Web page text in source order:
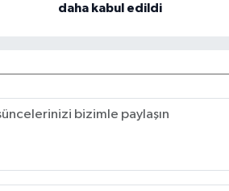
daha kabul edildi